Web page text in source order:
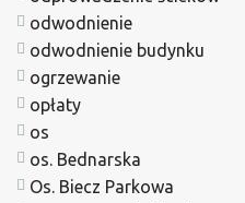
odwodnienie
odwodnienie budynku
ogrzewanie
opłaty
os
os. Bednarska
Os. Biecz Parkowa